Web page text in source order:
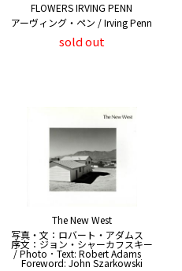
FLOWERS IRVING PENN
アーヴィング・ペン / Irving Penn
sold out
The New West
写真・文：ロバート・アダムス
序文：ジョン・シャーカフスキー
/ Photo ･ Text: Robert Adams
Foreword: John Szarkowski